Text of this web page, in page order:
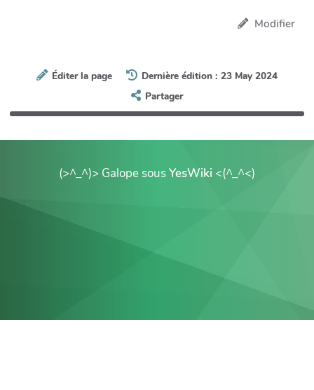
Modifier
Éditer la page
Dernière édition : 23 May 2024
Partager
(>^_^)> Galope sousYesWiki <(^_^<)